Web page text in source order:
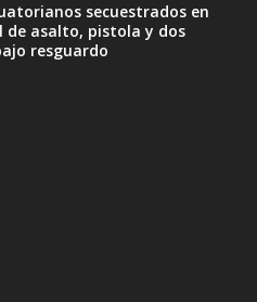
secuestrados en
de asalto, pistola y dos
resguardo